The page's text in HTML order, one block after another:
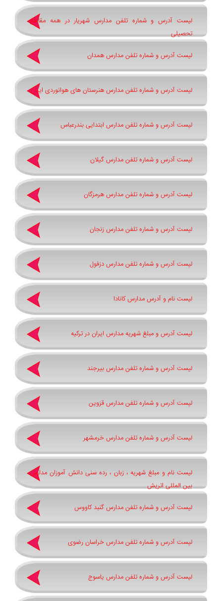
لیست آدرس و شماره تلفن مدارس شهریار در همه مقاطع
تحصیلی
لیست آدرس و شماره تلفن مدارس همدان
لیست آدرس و شماره تلفن مدارس هنرستان های هوانوردی ایران
لیست آدرس و شماره تلفن مدارس ابتدایی بندرعباس
لیست آدرس و شماره تلفن مدارس گیلان
لیست آدرس و شماره تلفن مدارس هرمزگان
لیست آدرس و شماره تلفن مدارس زنجان
لیست آدرس و شماره تلفن مدارس دزفول
لیست نام و آدرس مدارس کانادا
لیست آدرس و مبلغ شهریه مدارس ایران در ترکیه
لیست آدرس و شماره تلفن مدارس بیرجند
لیست آدرس و شماره تلفن مدارس قزوین
لیست آدرس و شماره تلفن مدارس خرمشهر
لیست نام و مبلغ شهریه ، زبان ، رده سنی دانش آموزان مدارس
بین المللی اتریش
لیست آدرس و شماره تلفن مدارس گنبد کاووس
لیست آدرس و شماره تلفن مدارس خراسان رضوی
لیست آدرس و شماره تلفن مدارس یاسوج